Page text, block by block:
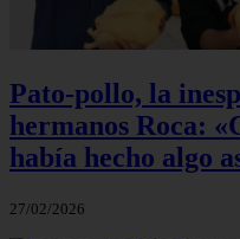
Pato-pollo, la
hermanos Roca:
había hecho algo
27/02/2026